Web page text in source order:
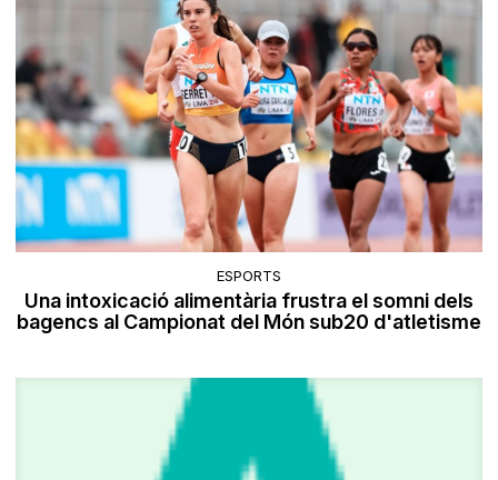
ESPORTS
Una intoxicació alimentària frustra el somni dels
bagencs al Campionat del Món sub20 d'atletisme